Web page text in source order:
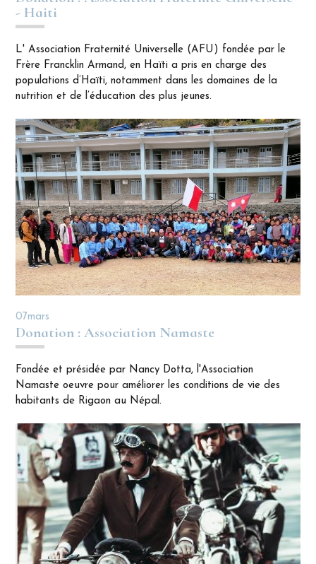
N°2 - LOFT LES FALAISES - AIDE AUX ENFANTS
N°1 - JAZZ LOFT - MOTHER TERESA
- Haiti
L' Association Fraternité Universelle (AFU) fondée par le
Frère Francklin Armand, en Haïti a pris en charge des
populations d’Haïti, notamment dans les domaines de la
nutrition et de l’éducation des plus jeunes.
07mars
Donation : Association Namaste
Fondée et présidée par Nancy Dotta, l'Association
Namaste oeuvre pour améliorer les conditions de vie des
habitants de Rigaon au Népal.